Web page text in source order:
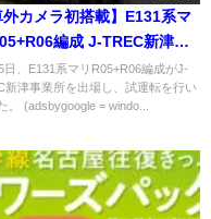
外カメラ初搭載】E131系マ
編成 J-TREC新津出
運転 作業員が車外に顔出す
日、E131系マリR05+R06編成がJ-
新津事業所を出場し、試運転を行い
。 (adsbygoogle = windo...